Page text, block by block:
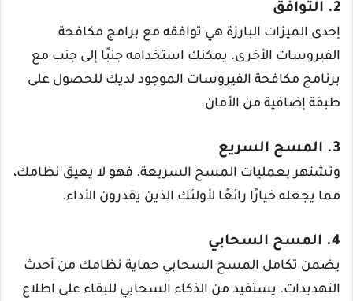
2. التوافق
إحدى الميزات البارزة هي توافقه مع برامج مكافحة
الفيروسات الأخرى. يمكنك استخدامه جنبًا إلى جنب مع
برنامج مكافحة الفيروسات الموجود لديك للحصول على
طبقة إضافية من الأمان.
3. المسح السريع
وتشتهر بعمليات المسح السريعة. فهو لا يعيق نظامك،
مما يجعله خيارًا رائعًا لأولئك الذين يقدرون الأداء.
4. المسح السحابي
يضمن تكامل المسح السحابي حماية نظامك من أحدث
التهديدات. يستفيد من الذكاء السحابي للبقاء على اطلاع